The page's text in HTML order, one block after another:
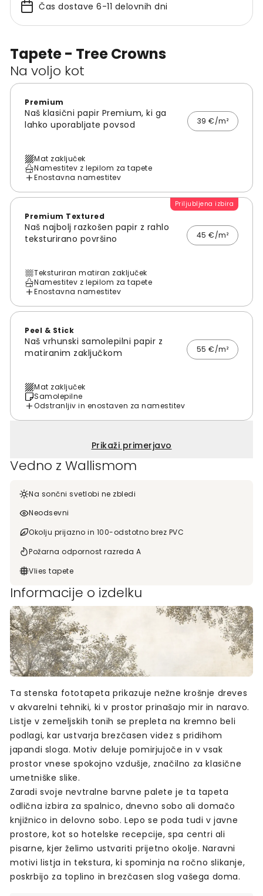
Tapete - Tree Crowns
Na voljo kot
Premium
Naš klasični papir Premium, ki ga
lahko uporabljate povsod
39 €/m²
Mat zaključek
Namestitev z lepilom za tapete
Enostavna namestitev
Priljubljena izbira
Premium Textured
Naš najbolj razkošen papir z rahlo
teksturirano površino
45 €/m²
Teksturiran matiran zaključek
Namestitev z lepilom za tapete
Enostavna namestitev
Peel & Stick
Naš vrhunski samolepilni papir z
matiranim zaključkom
55 €/m²
Mat zaključek
Samolepilne
Odstranljiv in enostaven za namestitev
Prikaži primerjavo
Vedno z Wallismom
Na sončni svetlobi ne zbledi
Neodsevni
Okolju prijazno in 100-odstotno brez PVC
Požarna odpornost razreda A
Vlies tapete
Informacije o izdelku
Ta stenska fototapeta prikazuje nežne krošnje dreves
v akvarelni tehniki, ki v prostor prinašajo mir in naravo.
Listje v zemeljskih tonih se prepleta na kremno beli
podlagi, kar ustvarja brezčasen videz s pridihom
japandi sloga. Motiv deluje pomirjujoče in v vsak
prostor vnese spokojno vzdušje, značilno za klasične
umetniške slike.
Zaradi svoje nevtralne barvne palete je ta tapeta
odlična izbira za spalnico, dnevno sobo ali domačo
knjižnico in delovno sobo. Lepo se poda tudi v javne
prostore, kot so hotelske recepcije, spa centri ali
pisarne, kjer želimo ustvariti prijetno okolje. Naravni
motivi listja in tekstura, ki spominja na ročno slikanje,
poskrbijo za toplino in brezčasen slog vašega doma.
Čas dostave 6-11 delovnih dni